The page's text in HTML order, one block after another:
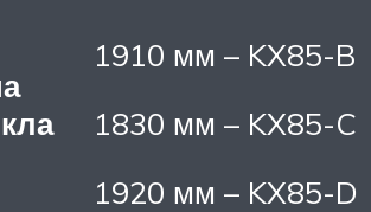
1910 мм – KX85-B
1830 мм – KX85-C
1920 мм – KX85-D